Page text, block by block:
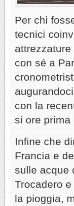
Per chi
tecnici
con sé a
con la
si ore prima
Infine che
Francia e
sulle acque
Trocadero
la pioggia,